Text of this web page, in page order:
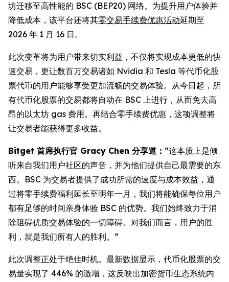
坊迁移至高性能的 BSC (BEP20) 网络。为提升用户体验并
降低成本，该平台还将其零交易手续费优惠活动延期至
2026 年 1 月 16 日。
此次变革将为用户带来切实利益，不仅将实现成本更低的快
速交易，更让数百万交易诸如 Nvidia 和 Tesla 等代币化股
票代币的用户能够享受更加流畅的交易体验。从今日起，所
有代币化股票的交易都将自动在 BSC 上进行，从而免去高
昂的以太坊 gas 费用。再结合零手续费优惠，这项调整将
让交易者能获得更多收益。
Bitget 首席执行官 Gracy Chen 分享道： “这本质上是倾
听来自我们用户社区的声音，并为他们提供自己最需要的东
西。BSC 为交易者提供了成功所需的速度与成本效益，通
过将零手续费福利延长至明年一月，我们将能确保每位用户
都有足够的时间亲身体验 BSC 的优势。我们始终致力于消
除阻碍优质交易体验的一切障碍。对我们而言，用户的胜
利，就是我们所有人的胜利。”
此次调整正处于绝佳时机。最新数据显示，代币化股票的交
易量实现了 446% 的激增，这反映出加密货币生态系统内